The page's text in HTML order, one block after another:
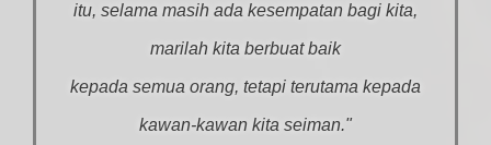
itu, selama masih ada kesempatan bagi kita,
marilah kita berbuat baik
kepada semua orang, tetapi terutama kepada
kawan-kawan kita seiman."